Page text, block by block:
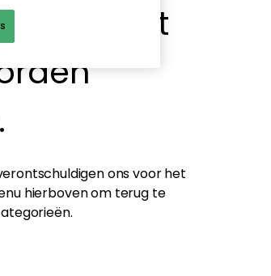
je hebt
ons voor het
hierboven om terug te